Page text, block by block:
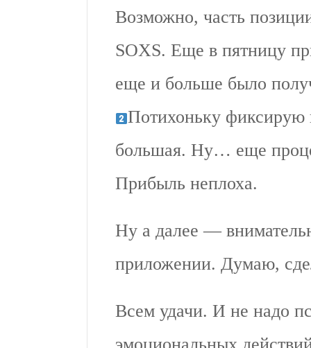
Возможно, часть
SOXS. Еще в пятницу
еще и больше было
Потихоньку
большая. Ну… еще
Прибыль неплоха.
Ну а далее —
приложении. Думаю,
Всем удачи. И не надо